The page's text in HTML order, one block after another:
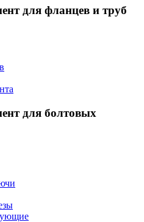
для фланцев и труб
для болтовых